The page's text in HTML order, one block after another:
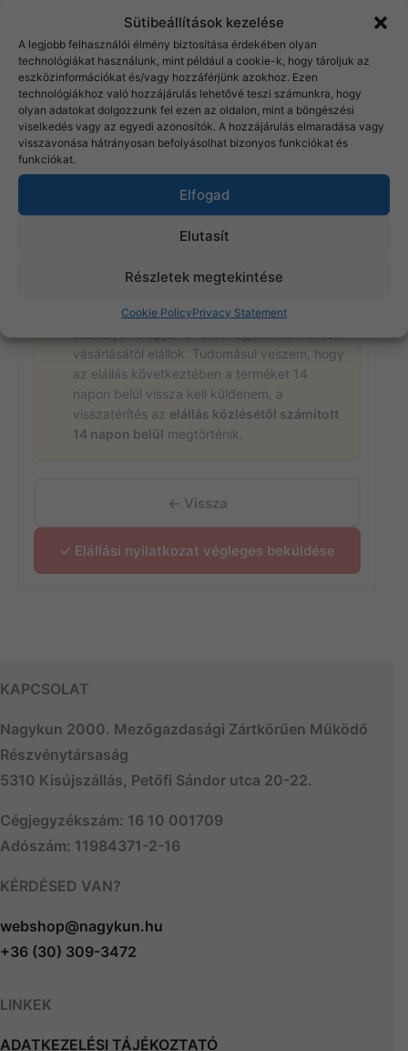
Sütibeállítások kezelése
A legjobb felhasználói élmény biztosítása érdekében olyan
technológiákat használunk, mint például a cookie-k, hogy tároljuk az
eszközinformációkat és/vagy hozzáférjünk azokhoz. Ezen
technológiákhoz való hozzájárulás lehetővé teszi számunkra, hogy
olyan adatokat dolgozzunk fel ezen az oldalon, mint a böngészési
viselkedés vagy az egyedi azonosítók. A hozzájárulás elmaradása vagy
visszavonása hátrányosan befolyásolhat bizonyos funkciókat és
funkciókat.
Elfogad
Elutasít
Részletek megtekintése
Cookie PolicyPrivacy Statement
Tovább a megerősítéshez →
3 Elállási nyilatkozat megerősítése
és a vonatkozó magyar fogyasztóvédelmi
vásárlásától elállok. Tudomásul veszem, hogy
az elállás következtében a terméket 14
napon belül vissza kell küldenem, a
visszatérítés az elállás közlésétől számított
14 napon belül megtörténik.
← Vissza
✓ Elállási nyilatkozat végleges beküldése
KAPCSOLAT
Nagykun 2000. Mezőgazdasági Zártkörűen Működő
Részvénytársaság
5310 Kisújszállás, Petőfi Sándor utca 20-22.
Cégjegyzékszám: 16 10 001709
Adószám: 11984371-2-16
KÉRDÉSED VAN?
webshop@nagykun.hu
+36 (30) 309-3472
LINKEK
ADATKEZELÉSI TÁJÉKOZTATÓ